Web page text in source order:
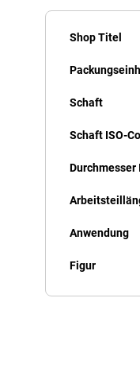
Anfang
springen
Mehr
Shop Titel
Schaft
Schaft ISO-
Durchmesser
Anwendung
Figur